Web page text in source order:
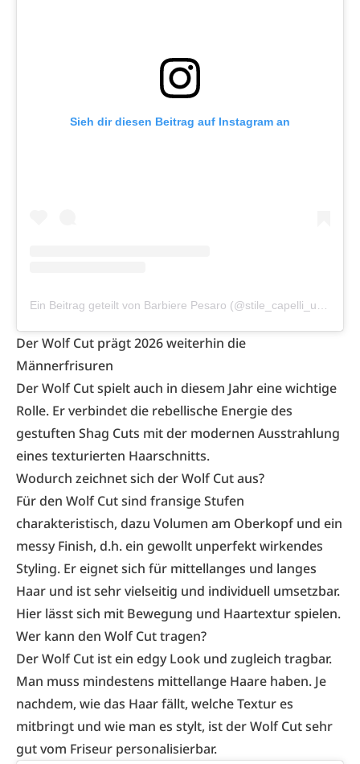
Sieh dir diesen Beitrag auf Instagram an
Der Wolf Cut prägt 2026 weiterhin die
Männerfrisuren
Der Wolf Cut spielt auch in diesem Jahr eine wichtige
Rolle. Er verbindet die rebellische Energie des
gestuften Shag Cuts mit der modernen Ausstrahlung
eines texturierten Haarschnitts.
Wodurch zeichnet sich der Wolf Cut aus?
Für den Wolf Cut sind fransige Stufen
charakteristisch, dazu Volumen am Oberkopf und ein
messy Finish, d.h. ein gewollt unperfekt wirkendes
Styling. Er eignet sich für mittellanges und langes
Haar und ist sehr vielseitig und individuell umsetzbar.
Hier lässt sich mit Bewegung und Haartextur spielen.
Wer kann den Wolf Cut tragen?
Der Wolf Cut ist ein edgy Look und zugleich tragbar.
Man muss mindestens mittellange Haare haben. Je
nachdem, wie das Haar fällt, welche Textur es
mitbringt und wie man es stylt, ist der Wolf Cut sehr
gut vom Friseur personalisierbar.